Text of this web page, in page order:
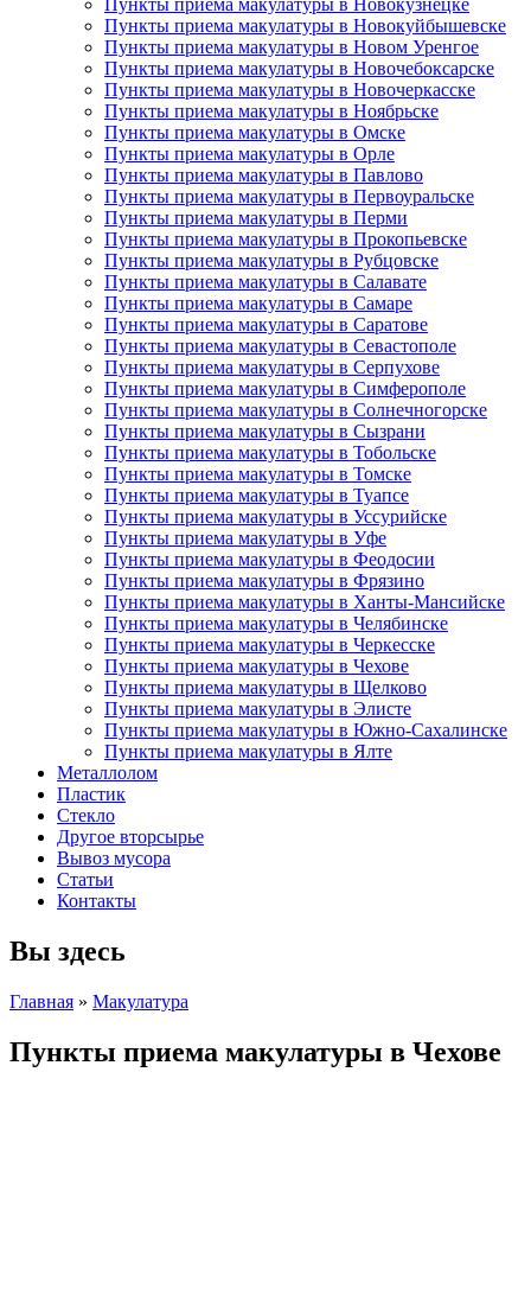
Пункты приема макулатуры в Новокузнецке
Пункты приема макулатуры в Новокуйбышевске
Пункты приема макулатуры в Новом Уренгое
Пункты приема макулатуры в Новочебоксарске
Пункты приема макулатуры в Новочеркасске
Пункты приема макулатуры в Ноябрьске
Пункты приема макулатуры в Омске
Пункты приема макулатуры в Орле
Пункты приема макулатуры в Павлово
Пункты приема макулатуры в Первоуральске
Пункты приема макулатуры в Перми
Пункты приема макулатуры в Прокопьевске
Пункты приема макулатуры в Рубцовске
Пункты приема макулатуры в Салавате
Пункты приема макулатуры в Самаре
Пункты приема макулатуры в Саратове
Пункты приема макулатуры в Севастополе
Пункты приема макулатуры в Серпухове
Пункты приема макулатуры в Симферополе
Пункты приема макулатуры в Солнечногорске
Пункты приема макулатуры в Сызрани
Пункты приема макулатуры в Тобольске
Пункты приема макулатуры в Томске
Пункты приема макулатуры в Туапсе
Пункты приема макулатуры в Уссурийске
Пункты приема макулатуры в Уфе
Пункты приема макулатуры в Феодосии
Пункты приема макулатуры в Фрязино
Пункты приема макулатуры в Ханты-Мансийске
Пункты приема макулатуры в Челябинске
Пункты приема макулатуры в Черкесске
Пункты приема макулатуры в Чехове
Пункты приема макулатуры в Щелково
Пункты приема макулатуры в Элисте
Пункты приема макулатуры в Южно-Сахалинске
Пункты приема макулатуры в Ялте
Металлолом
Пластик
Стекло
Другое вторсырье
Вывоз мусора
Статьи
Контакты
Вы здесь
Главная » Макулатура
Пункты приема макулатуры в Чехове